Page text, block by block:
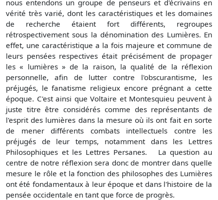
nous entendons un groupe de penseurs et d'écrivains en
vérité très varié, dont les caractéristiques et les domaines
de recherche étaient fort différents, regroupes
rétrospectivement sous la dénomination des Lumières. En
effet, une caractéristique a la fois majeure et commune de
leurs pensées respectives était précisément de propager
les « lumières » de la raison, la qualité de la réflexion
personnelle, afin de lutter contre l'obscurantisme, les
préjugés, le fanatisme religieux encore prégnant a cette
époque. C'est ainsi que Voltaire et Montesquieu peuvent à
juste titre être considérés comme des représentants de
l'esprit des lumières dans la mesure où ils ont fait en sorte
de mener différents combats intellectuels contre les
préjugés de leur temps, notamment dans les Lettres
Philosophiques et les Lettres Persanes. La question au
centre de notre réflexion sera donc de montrer dans quelle
mesure le rôle et la fonction des philosophes des Lumières
ont été fondamentaux à leur époque et dans l'histoire de la
pensée occidentale en tant que force de progrès.